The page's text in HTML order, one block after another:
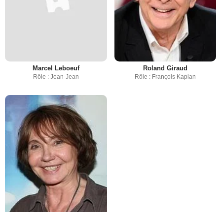
Marcel Leboeuf
Rôle : Jean-Jean
Roland Giraud
Rôle : François Kaplan